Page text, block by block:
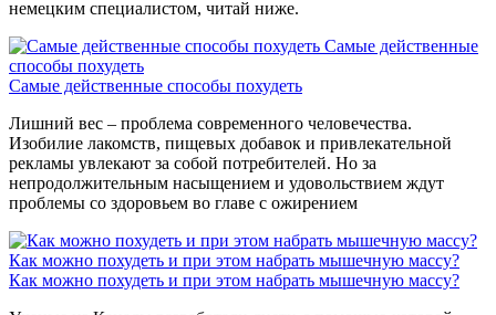
немецким специалистом, читай ниже.
Самые действенные
способы похудеть
Самые действенные способы похудеть
Лишний вес – проблема современного человечества.
Изобилие лакомств, пищевых добавок и привлекательной
рекламы увлекают за собой потребителей. Но за
непродолжительным насыщением и удовольствием ждут
проблемы со здоровьем во главе с ожирением
Как можно похудеть и при этом набрать мышечную массу?
Как можно похудеть и при этом набрать мышечную массу?